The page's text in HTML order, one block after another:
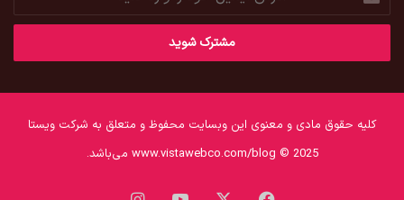
ایمیل
خود
وارد
کلیه حقوق مادی و معنوی این وبسایت محفوظ و متعلق به شرکت ویستا
www.vistawebco.com/blog © 2025 می‌باشد.